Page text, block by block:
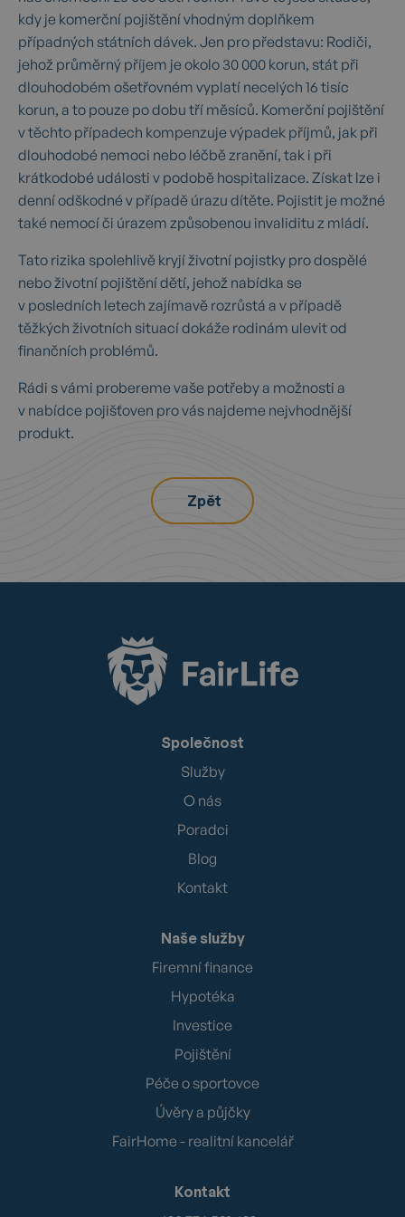
kdy je komerční pojištění vhodným doplňkem
případných státních dávek. Jen pro představu: Rodiči,
jehož průměrný příjem je okolo 30 000 korun, stát při
dlouhodobém ošetřovném vyplatí necelých 16 tisíc
korun, a to pouze po dobu tří měsíců. Komerční pojištění
v těchto případech kompenzuje výpadek příjmů, jak při
dlouhodobé nemoci nebo léčbě zranění, tak i při
krátkodobé události v podobě hospitalizace. Získat lze i
denní odškodné v případě úrazu dítěte. Pojistit je možné
také nemocí či úrazem způsobenou invaliditu z mládí.
Tato rizika spolehlivě kryjí životní pojistky pro dospělé
nebo životní pojištění dětí, jehož nabídka se
v posledních letech zajímavě rozrůstá a v případě
těžkých životních situací dokáže rodinám ulevit od
finančních problémů.
Rádi s vámi probereme vaše potřeby a možnosti a
v nabídce pojišťoven pro vás najdeme nejvhodnější
produkt.
Zpět
Společnost
Služby
O nás
Poradci
Blog
Kontakt
Naše služby
Firemní finance
Hypotéka
Investice
Pojištění
Péče o sportovce
Úvěry a půjčky
FairHome - realitní kancelář
Kontakt